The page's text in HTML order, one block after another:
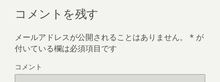
コメントを残す
メールアドレスが公開されることはありません。 * が
付いている欄は必須項目です
コメント